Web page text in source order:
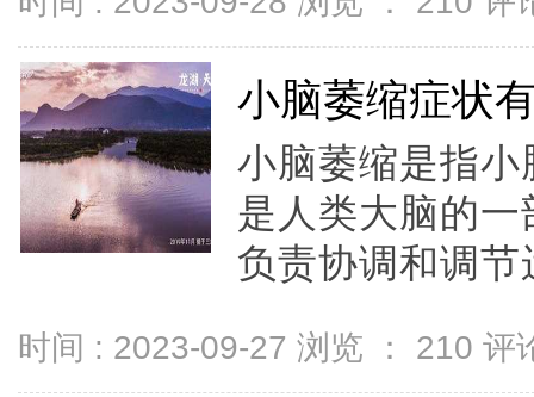
小脑萎缩症状
小脑萎缩是指
是人类大脑的
负责协调和调
时间 : 2023-09-27 浏览 ： 210 评